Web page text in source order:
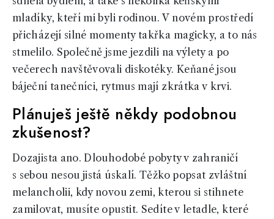
mladíky, kteří mi byli rodinou. V novém prostředí
přicházejí silné momenty takřka magicky, a to nás
stmelilo. Společně jsme jezdili na výlety a po
večerech navštěvovali diskotéky. Keňané jsou
báječní tanečníci, rytmus mají zkrátka v krvi.
Plánuješ ještě někdy podobnou
zkušenost?
Dozajista ano. Dlouhodobé pobyty v zahraničí
s sebou nesou jistá úskalí. Těžko popsat zvláštní
melancholii, kdy novou zemi, kterou si stihnete
zamilovat, musíte opustit. Sedíte v letadle, které